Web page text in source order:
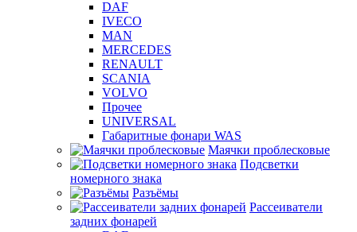
DAF
IVECO
MAN
MERCEDES
RENAULT
SCANIA
VOLVO
Прочее
UNIVERSAL
Габаритные фонари WAS
Маячки проблесковые
Подсветки
номерного знака
Разъёмы
Рассеиватели
задних фонарей